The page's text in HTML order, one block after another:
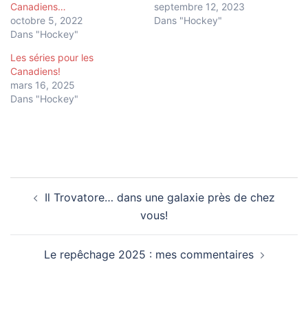
Canadiens…
octobre 5, 2022
Dans "Hockey"
septembre 12, 2023
Dans "Hockey"
Les séries pour les
Canadiens!
mars 16, 2025
Dans "Hockey"
d’articleIl Trovatore… dans une galaxie près de chez
vous!
Le repêchage 2025 : mes commentaires